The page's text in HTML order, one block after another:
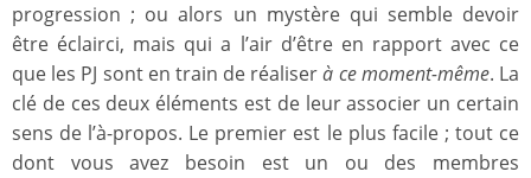
progression ; ou alors un mystère qui semble devoir
être éclairci, mais qui a l’air d’être en rapport avec ce
que les PJ sont en train de réaliserà ce moment-même. La
clé de ces deux éléments est de leur associer un certain
sens de l’à-propos. Le premier est le plus facile ; tout ce
dont vous avez besoin est un ou des membres